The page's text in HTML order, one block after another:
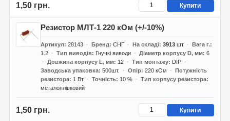
1,50 грн. Купити
Резистор МЛТ-1 220 кОм (+/-10%)
Артикул 28143 Бренд СНГ На складі 3913шт
Вага г.
1.2
Тип виводів Гнучкі виводи Діаметр корпусу D, мм 6
Довжина корпусу L, мм
12 Тип монтажу
DIP
Заводська упаковка 500шт. Опір 220 кОм
Потужність
резистора
1 Вт Точність 10 %
Тип корпусу резистора
металоплівковий
1,50 грн. Купити